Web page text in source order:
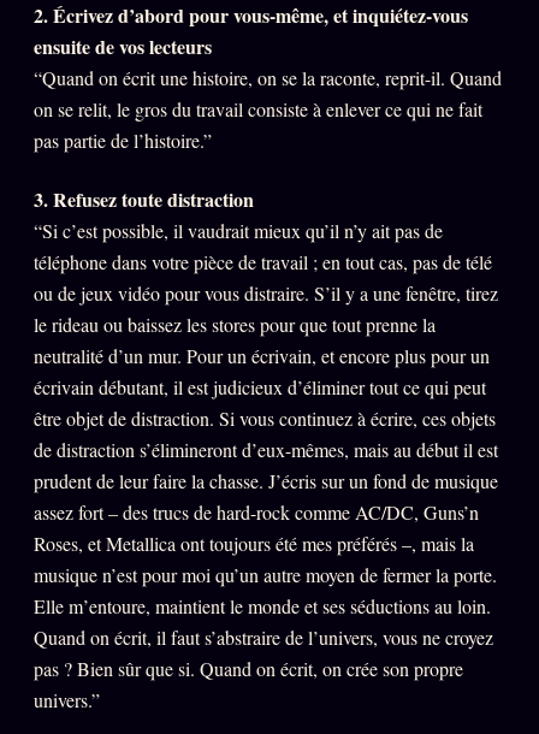
Oracle Sigil Sonore
Oracle Parfum
Oracle Anniversaire
Oracle Carte du Jour
Oracle Algorithme
Audit Social
LIVRES TRILOGIE + 2
KÉTAMINE 2019
BRAQUAGE2021
Compte Suspendu2024
Les Limites
Le procès Brigitte Macron
Catalogue
ZS Bundle
2. Écrivez d’abord pour vous-même, et inquiétez-vous
ensuite de vos lecteurs
“Quand on écrit une histoire, on se la raconte, reprit-il. Quand
on se relit, le gros du travail consiste à enlever ce qui ne fait
pas partie de l’histoire.”
3. Refusez toute distraction
“Si c’est possible, il vaudrait mieux qu’il n’y ait pas de
téléphone dans votre pièce de travail ; en tout cas, pas de télé
ou de jeux vidéo pour vous distraire. S’il y a une fenêtre, tirez
le rideau ou baissez les stores pour que tout prenne la
neutralité d’un mur. Pour un écrivain, et encore plus pour un
écrivain débutant, il est judicieux d’éliminer tout ce qui peut
être objet de distraction. Si vous continuez à écrire, ces objets
de distraction s’élimineront d’eux-mêmes, mais au début il est
prudent de leur faire la chasse. J’écris sur un fond de musique
assez fort – des trucs de hard-rock comme AC/DC, Guns’n
Roses, et Metallica ont toujours été mes préférés –, mais la
musique n’est pour moi qu’un autre moyen de fermer la porte.
Elle m’entoure, maintient le monde et ses séductions au loin.
Quand on écrit, il faut s’abstraire de l’univers, vous ne croyez
pas ? Bien sûr que si. Quand on écrit, on crée son propre
univers.”